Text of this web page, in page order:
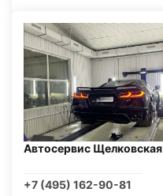
Автосервис Щелковская
+7 (495) 162-90-81